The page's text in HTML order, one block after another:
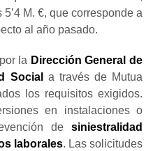
M. €, que corresponde a
al año pasado.
la Dirección General de
Social
a través de Mutua
los requisitos exigidos.
en instalaciones o
de
siniestralidad
laborales. Las solicitudes